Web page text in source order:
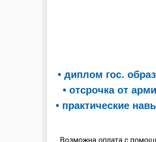
• диплом гос.
• отсрочка от
• практические
Возможна оплата с